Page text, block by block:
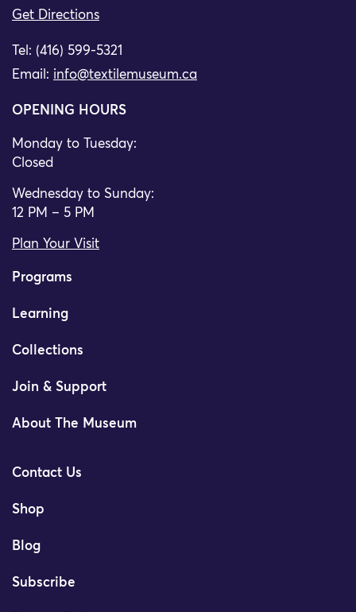
Get Directions
Tel: (416) 599-5321
Email: info@textilemuseum.ca
OPENING HOURS
Monday to Tuesday:
Closed
Wednesday to Sunday:
12 PM – 5 PM
Plan Your Visit
Programs
Learning
Collections
Join & Support
About The Museum
Contact Us
Shop
Blog
Subscribe